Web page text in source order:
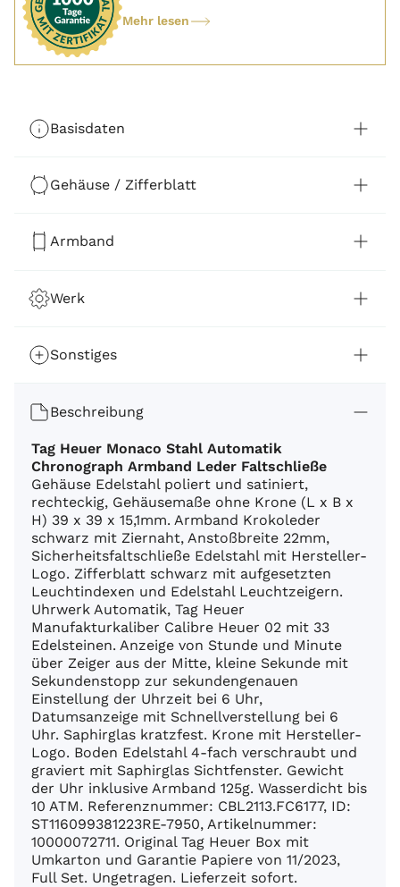
Mehr lesen
Basisdaten
Gehäuse / Zifferblatt
Armband
Werk
Sonstiges
Beschreibung
Tag Heuer Monaco Stahl Automatik
Chronograph Armband Leder Faltschließe
Gehäuse Edelstahl poliert und satiniert,
rechteckig, Gehäusemaße ohne Krone (L x B x
H) 39 x 39 x 15,1mm. Armband Krokoleder
schwarz mit Ziernaht, Anstoßbreite 22mm,
Sicherheitsfaltschließe Edelstahl mit Hersteller-
Logo. Zifferblatt schwarz mit aufgesetzten
Leuchtindexen und Edelstahl Leuchtzeigern.
Uhrwerk Automatik, Tag Heuer
Manufakturkaliber Calibre Heuer 02 mit 33
Edelsteinen. Anzeige von Stunde und Minute
über Zeiger aus der Mitte, kleine Sekunde mit
Sekundenstopp zur sekundengenauen
Einstellung der Uhrzeit bei 6 Uhr,
Datumsanzeige mit Schnellverstellung bei 6
Uhr. Saphirglas kratzfest. Krone mit Hersteller-
Logo. Boden Edelstahl 4-fach verschraubt und
graviert mit Saphirglas Sichtfenster. Gewicht
der Uhr inklusive Armband 125g. Wasserdicht bis
10 ATM. Referenznummer: CBL2113.FC6177, ID:
ST116099381223RE-7950, Artikelnummer:
10000072711. Original Tag Heuer Box mit
Umkarton und Garantie Papiere von 11/2023,
Full Set. Ungetragen. Lieferzeit sofort.